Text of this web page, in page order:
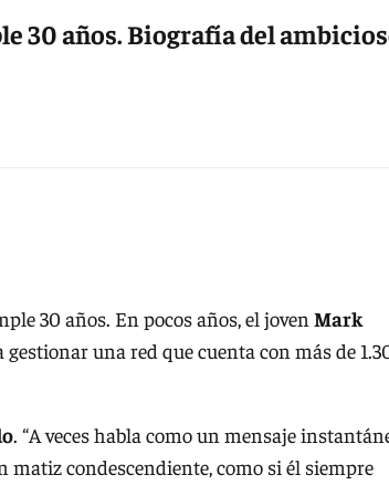
30 años. Biografía del
30 años. En pocos años, el joven Mark
una red que cuenta con más de
. “A veces habla como un mensaje
matiz condescendiente, como si él siempre